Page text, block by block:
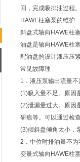
回，完成吸排油过程
HAWE柱塞泵的维护
斜盘式轴向HAWE柱
油盘是轴向HAWE柱
配油盘的设计液压压
常见故障理
1．液压泵输出流量
(1)吸入量不足。原因
(2)泄漏量过大。原因
研痕等。可以通过检
(3)倾斜盘倾角太小，
2．中位时排油量不为
变量式轴向HAWE柱